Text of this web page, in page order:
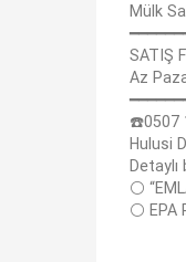
Mülk
SATIŞ
Az
☎️0507
Hulusi
⚪️
⚪️ EPA